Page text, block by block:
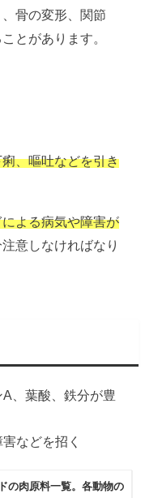
骨の変形、関節
とがあります。
、嘔吐などを引き
よる病気や障害が
意しなければなり
、葉酸、鉄分が豊
などを招く
の肉原料一覧。各動物の